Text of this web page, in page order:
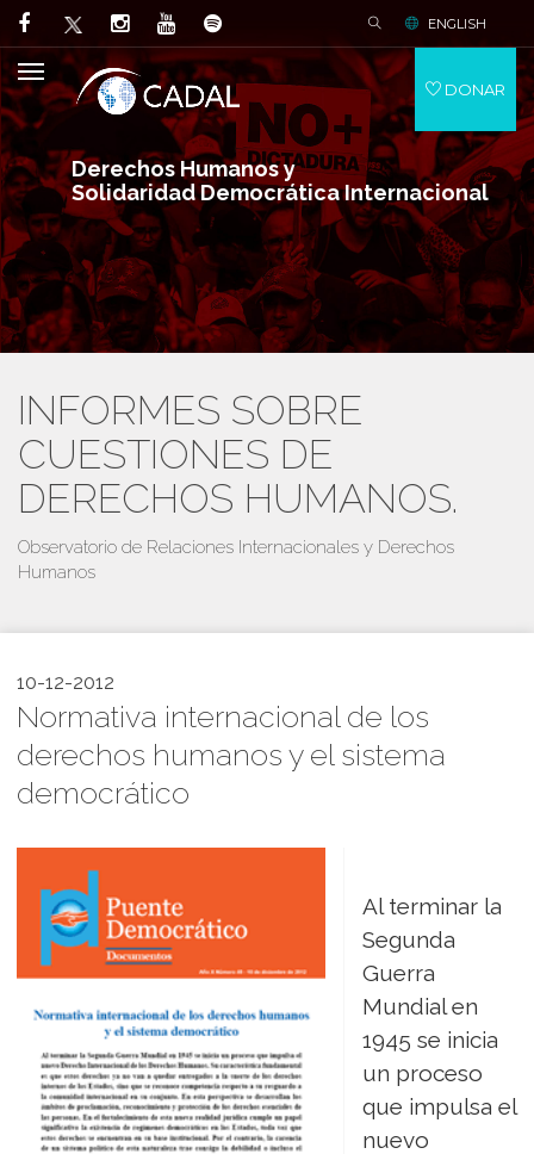
Derechos Humanos y
Solidaridad Democrática Internacional
ENGLISH
DONAR
INFORMES SOBRE
CUESTIONES DE
DERECHOS HUMANOS.
Observatorio de Relaciones Internacionales y Derechos
Humanos
10-12-2012
Normativa internacional de los
derechos humanos y el sistema
democrático
Al terminar la
Segunda
Guerra
Mundial en
1945 se inicia
un proceso
que impulsa el
nuevo